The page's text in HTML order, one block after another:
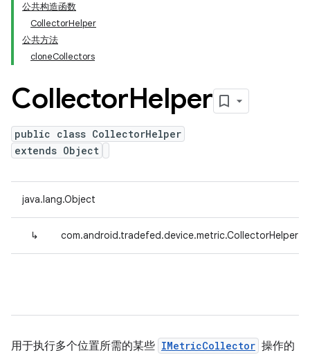
公共构造函数
CollectorHelper
公共方法
cloneCollectors
CollectorHelper
public class CollectorHelper
extends Object
java.lang.Object
↳ com.android.tradefed.device.metric.CollectorHelper
用于执行多个位置所需的某些 IMetricCollector 操作的